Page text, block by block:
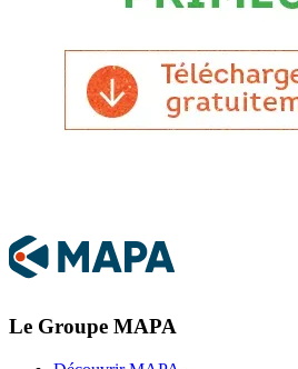
Le Groupe MAPA